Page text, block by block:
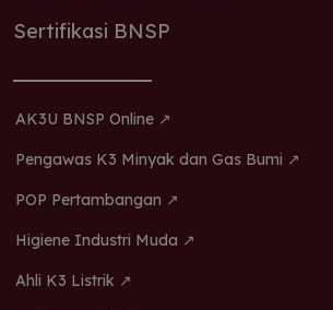
Sertifikasi BNSP
AK3U BNSP Online ↗
Pengawas K3 Minyak dan Gas Bumi ↗
POP Pertambangan ↗
Higiene Industri Muda ↗
Ahli K3 Listrik ↗